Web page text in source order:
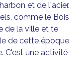
et de l'acier.
comme le Bois
de la ville et te
de cette époque
C'est une activité